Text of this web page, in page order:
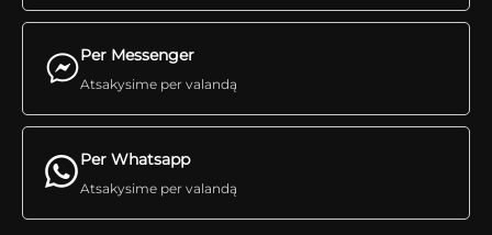
Per Messenger
Atsakysime per valandą
Per Whatsapp
Atsakysime per valandą